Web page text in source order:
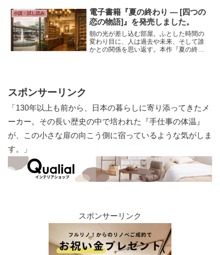
誘いの言葉を掛けてくれた。
小説・試し読み
電子書籍『夏の終わり ― [四つの
恋の物語]』を発売しました。
朝の光が差し込む部屋。ふとした時間の
変わり目に、人は過去や未来、そして誰
かとの関係を思い返す。本作『夏の終わ
スポンサーリンク
「130年以上も前から、日本の暮らしに寄り添ってきたメ
ーカー。その長い歴史の中で培われた『手仕事の体温』
が、この小さな扉の向こう側に宿っているような気がしま
す。」
スポンサーリンク